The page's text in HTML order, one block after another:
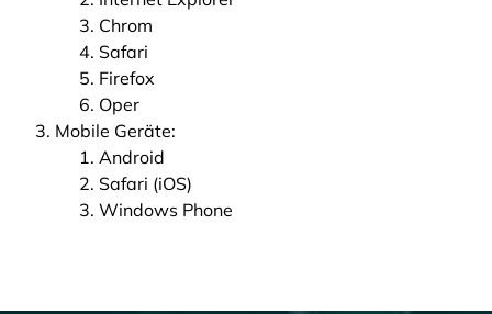
Chrom
Safari
Firefox
Oper
Mobile Geräte:
Android
Safari (iOS)
Windows Phone